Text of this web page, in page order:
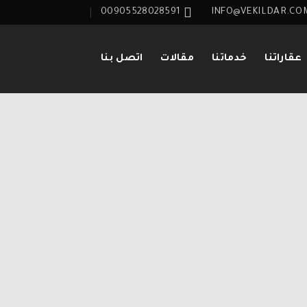
00905528028591
عقاراتنا خدماتنا مقالات اتصل بنا